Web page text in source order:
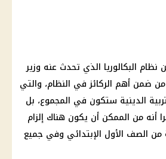
نظام البكالوريا الذي تحدث عنه وزير
ضمن أهم الركائز في النظام، والتي
الدينية ستكون في المجموع، بل
أنه من الممكن أن يكون هناك إلزام
من الصف الأول الإبتدائي وفي جميع